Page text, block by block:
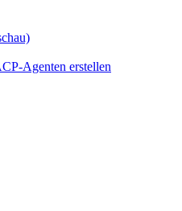
Agenten erstellen